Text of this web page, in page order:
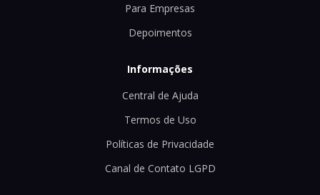
Para Empresas
Depoimentos
Informações
Central de Ajuda
Termos de Uso
Políticas de Privacidade
Canal de Contato LGPD